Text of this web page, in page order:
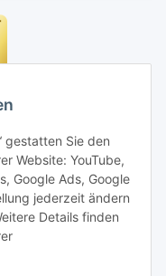
gestatten Sie den
Website: YouTube,
Google Ads, Google
jederzeit ändern
Details finden